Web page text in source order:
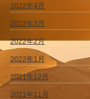
2022年4月
2022年3月
2022年2月
2022年1月
2021年12月
2021年11月